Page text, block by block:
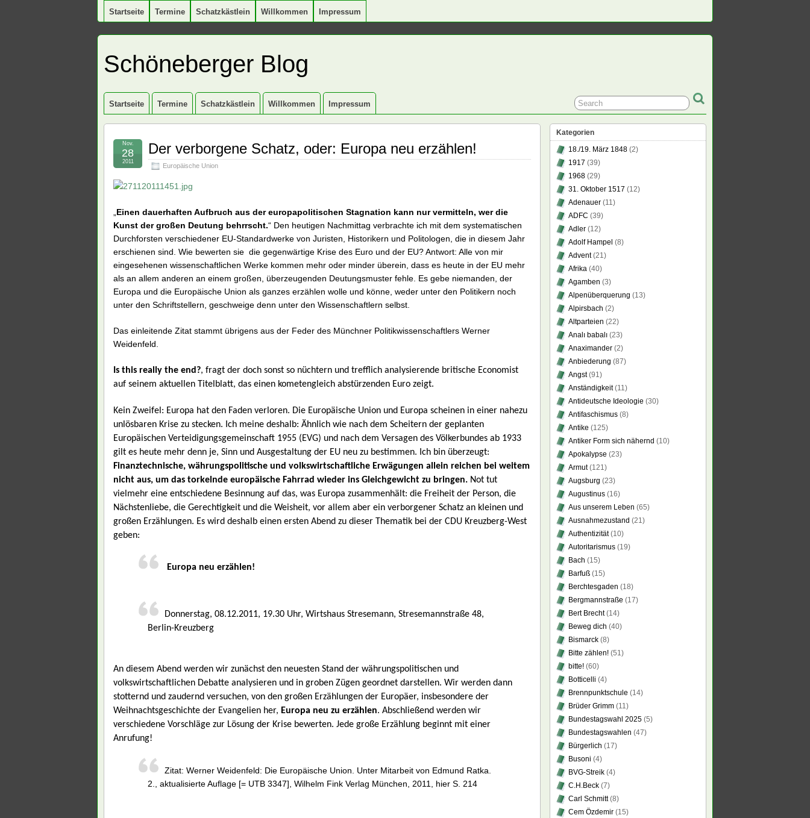
Startseite Termine Schatzkästlein Willkommen Impressum
Schöneberger Blog
Startseite Termine Schatzkästlein Willkommen Impressum
Der verborgene Schatz, oder: Europa neu erzählen!
Europäische Union
Nov.
28
2011
Einen dauerhaften Aufbruch aus der europapolitischen Stagnation kann nur vermitteln, wer die
Kunst der großen Deutung behrrscht.“ Den heutigen Nachmittag verbrachte ich mit dem systematischen
Durchforsten verschiedener EU-Standardwerke von Juristen, Historikern und Politologen, die in diesem Jahr
erschienen sind. Wie bewerten sie die gegenwärtige Krise des Euro und der EU? Antwort: Alle von mir
eingesehenen wissenschaftlichen Werke kommen mehr oder minder überein, dass es heute in der EU mehr
als an allem anderen an einem großen, überzeugenden Deutungsmuster fehle. Es gebe niemanden, der
Europa und die Europäische Union als ganzes erzählen wolle und könne, weder unter den Politikern noch
unter den Schriftstellern, geschweige denn unter den Wissenschaftlern selbst.
Das einleitende Zitat stammt übrigens aus der Feder des Münchner Politikwissenschaftlers Werner
Weidenfeld.
Is this really the end?, fragt der doch sonst so nüchtern und trefflich analysierende britische Economist
auf seinem aktuellen Titelblatt, das einen kometengleich abstürzenden Euro zeigt.
Kein Zweifel: Europa hat den Faden verloren. Die Europäische Union und Europa scheinen in einer nahezu
unlösbaren Krise zu stecken. Ich meine deshalb: Ähnlich wie nach dem Scheitern der geplanten
Europäischen Verteidigungsgemeinschaft 1955 (EVG) und nach dem Versagen des Völkerbundes ab 1933
gilt es heute mehr denn je, Sinn und Ausgestaltung der EU neu zu bestimmen. Ich bin überzeugt:
Finanztechnische, währungspolitische und volkswirtschaftliche Erwägungen allein reichen bei weitem
nicht aus, um das torkelnde europäische Fahrrad wieder ins Gleichgewicht zu bringen. Not tut
vielmehr eine entschiedene Besinnung auf das, was Europa zusammenhält: die Freiheit der Person, die
Nächstenliebe, die Gerechtigkeit und die Weisheit, vor allem aber ein verborgener Schatz an kleinen und
großen Erzählungen. Es wird deshalb einen ersten Abend zu dieser Thematik bei der CDU Kreuzberg-West
geben:
Europa neu erzählen!
Donnerstag, 08.12.2011, 19.30 Uhr, Wirtshaus Stresemann, Stresemannstraße 48,
Berlin-Kreuzberg
An diesem Abend werden wir zunächst den neuesten Stand der währungspolitischen und
volkswirtschaftlichen Debatte analysieren und in groben Zügen geordnet darstellen. Wir werden dann
stotternd und zaudernd versuchen, von den großen Erzählungen der Europäer, insbesondere der
Weihnachtsgeschichte der Evangelien her, Europa neu zu erzählen. Abschließend werden wir
verschiedene Vorschläge zur Lösung der Krise bewerten. Jede große Erzählung beginnt mit einer
Anrufung!
Zitat: Werner Weidenfeld: Die Europäische Union. Unter Mitarbeit von Edmund Ratka.
2., aktualisierte Auflage [= UTB 3347], Wilhelm Fink Verlag München, 2011, hier S. 214
Kategorien
18./19. März 1848 (2)
1917 (39)
1968 (29)
31. Oktober 1517 (12)
Adenauer (11)
ADFC (39)
Adler (12)
Adolf Hampel (8)
Advent(21)
Afrika (40)
Agamben (3)
Alpenüberquerung (13)
Alpirsbach (2)
Altparteien (22)
Analı babalı (23)
Anaximander (2)
Anbiederung (87)
Angst(91)
Anständigkeit(11)
Antideutsche Ideologie (30)
Antifaschismus (8)
Antike (125)
Antiker Form sich nähernd (10)
Apokalypse (23)
Armut(121)
Augsburg (23)
Augustinus (16)
Aus unserem Leben (65)
Ausnahmezustand (21)
Authentizität(10)
Autoritarismus (19)
Bach (15)
Barfuß (15)
Berchtesgaden (18)
Bergmannstraße (17)
Bert Brecht(14)
Beweg dich (40)
Bismarck (8)
Bitte zählen! (51)
bitte! (60)
Botticelli (4)
Brennpunktschule (14)
Brüder Grimm (11)
Bundestagswahl 2025 (5)
Bundestagswahlen (47)
Bürgerlich (17)
Busoni (4)
BVG-Streik (4)
C.H.Beck (7)
Carl Schmitt(8)
Cem Özdemir (15)